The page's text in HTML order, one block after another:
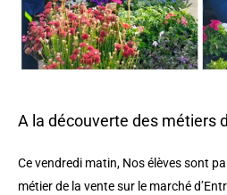
A la découverte des métiers
Ce vendredi matin, Nos élèves sont
métier de la vente sur le marché